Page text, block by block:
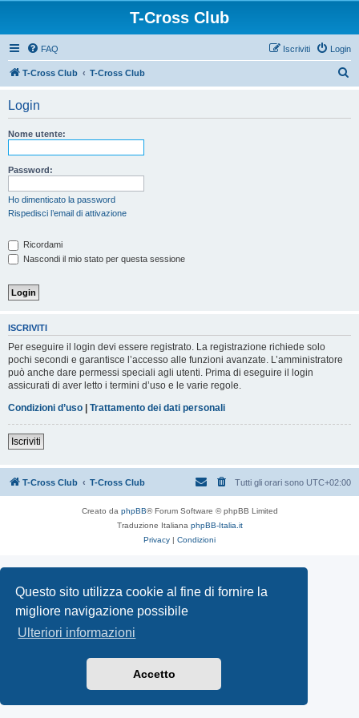
Questo sito utilizza cookie al fine di fornire la
migliore navigazione possibile
Ulteriori informazioni
Accetto
T-Cross Club
FAQ Login
Iscriviti
T-Cross Club T-Cross Club
Login
Nome utente:
Password:
Ho dimenticato la password
Rispedisci l’email di attivazione
Ricordami
Nascondi il mio stato per questa sessione
ISCRIVITI
Per eseguire il login devi essere registrato. La registrazione richiede solo
pochi secondi e garantisce l’accesso alle funzioni avanzate. L’amministratore
può anche dare permessi speciali agli utenti. Prima di eseguire il login
assicurati di aver letto i termini d’uso e le varie regole.
Condizioni d’uso | Trattamento dei dati personali
Iscriviti
T-Cross Club T-Cross Club Tutti gli orari sono UTC+02:00
Creato da phpBB® Forum Software © phpBB Limited
Traduzione Italiana phpBB-Italia.it
Privacy | Condizioni